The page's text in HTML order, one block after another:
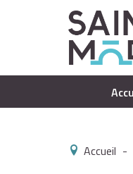
Accueil -